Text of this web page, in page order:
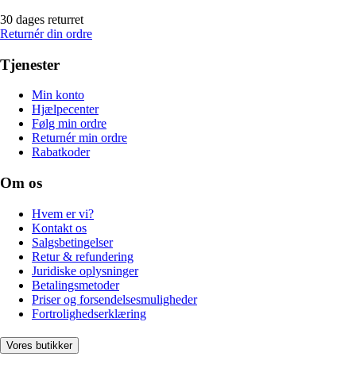
30 dages returret
Returnér din ordre
Tjenester
Min konto
Hjælpecenter
Følg min ordre
Returnér min ordre
Rabatkoder
Om os
Hvem er vi?
Kontakt os
Salgsbetingelser
Retur & refundering
Juridiske oplysninger
Betalingsmetoder
Priser og forsendelsesmuligheder
Fortrolighedserklæring
Vores butikker